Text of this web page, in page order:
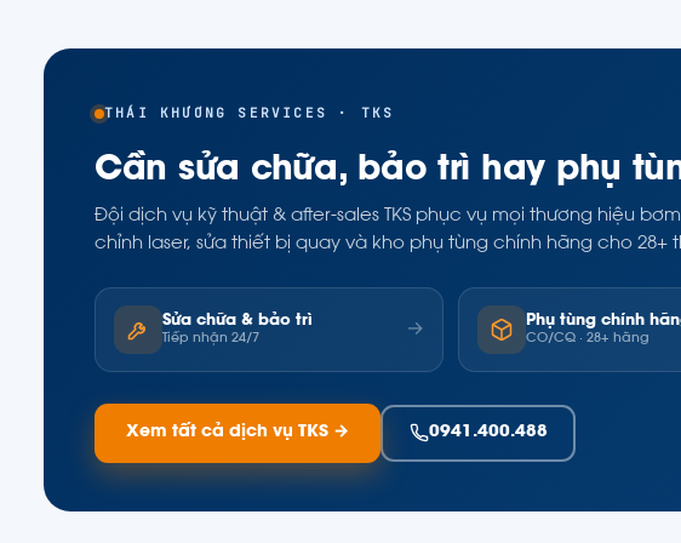
THÁI KHƯƠNG SERVICES · TKS
Cần sửa chữa, bảo trì hay phụ
Đội dịch vụ kỹ thuật & after-sales TKS phục vụ mọi thương hiệu
chỉnh laser, sửa thiết bị quay và kho phụ tùng chính hãng cho 28+
Sửa chữa & bảo trì
Tiếp nhận 24/7 → Phụ tùng chính
CO/CQ · 28+ hãng
Xem tất cả dịch vụ TKS → 0941.400.488